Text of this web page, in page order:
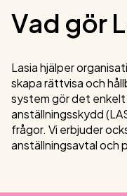
Vad gör
Lasia hjälper
skapa rättvisa och
system gör det
anställningsskydd
frågor. Vi erbjuder
anställningsavtal och